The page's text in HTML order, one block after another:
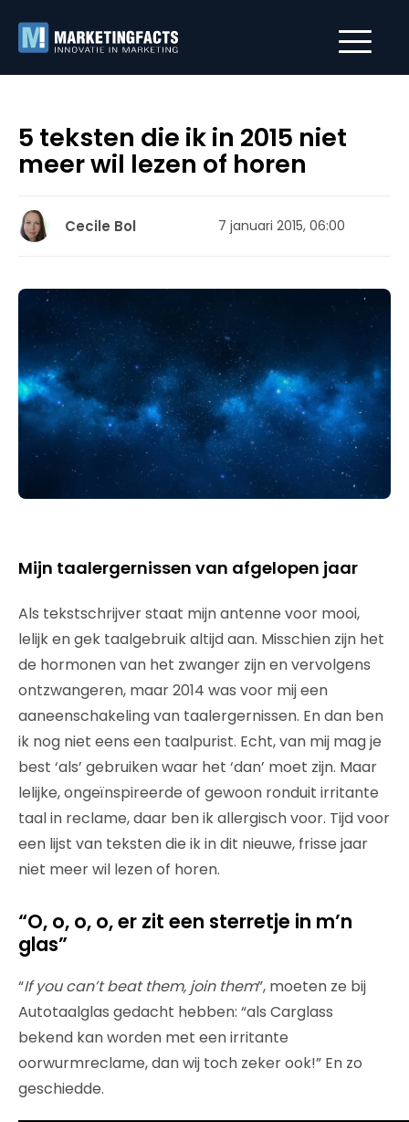
5 teksten die ik in 2015 niet
meer wil lezen of horen
Cecile Bol 7 januari 2015, 06:00
Mijn taalergernissen van afgelopen jaar
Als tekstschrijver staat mijn antenne voor mooi,
lelijk en gek taalgebruik altijd aan. Misschien zijn het
de hormonen van het zwanger zijn en vervolgens
ontzwangeren, maar 2014 was voor mij een
aaneenschakeling van taalergernissen. En dan ben
ik nog niet eens een taalpurist. Echt, van mij mag je
best ‘als’ gebruiken waar het ‘dan’ moet zijn. Maar
lelijke, ongeïnspireerde of gewoon ronduit irritante
taal in reclame, daar ben ik allergisch voor. Tijd voor
een lijst van teksten die ik in dit nieuwe, frisse jaar
niet meer wil lezen of horen.
“O, o, o, o, er zit een sterretje in m’n
glas”
“If you can’t beat them, join them”, moeten ze bij
Autotaalglas gedacht hebben: “als Carglass
bekend kan worden met een irritante
oorwurmreclame, dan wij toch zeker ook!” En zo
geschiedde.